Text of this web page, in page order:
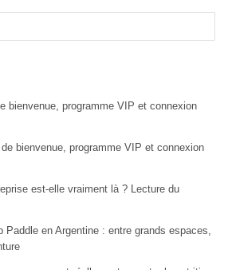
bienvenue, programme VIP et connexion
bienvenue, programme VIP et connexion
est-elle vraiment là ? Lecture du
Paddle en Argentine : entre grands espaces,